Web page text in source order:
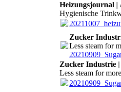
Heizungsjournal |
Hygienische
Zucker
Less steam for
Zucker Industrie |
Less steam for